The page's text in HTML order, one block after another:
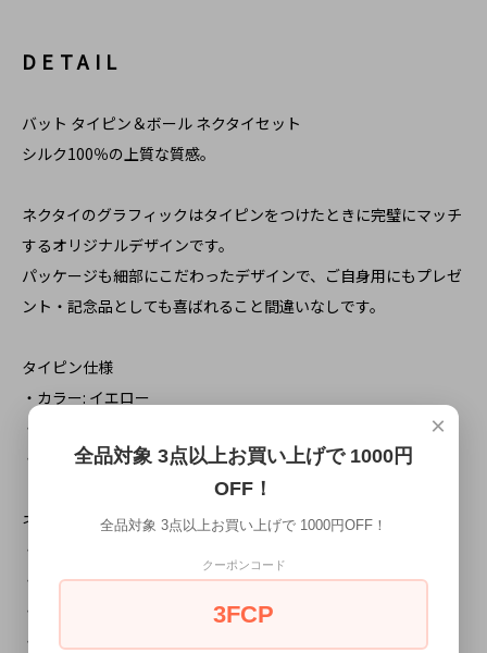
DETAIL
バット タイピン＆ボール ネクタイセット
シルク100％の上質な質感。
ネクタイのグラフィックはタイピンをつけたときに完璧にマッチ
するオリジナルデザインです。
パッケージも細部にこだわったデザインで、ご自身用にもプレゼ
ント・記念品としても喜ばれること間違いなしです。
タイピン仕様
・カラー: イエロー
・素材：すず合金/真鍮/メッキ加工/エポキシ樹脂
・サイズ：約 58.5mm×6mm
ネクタイ仕様
・カラー: ブルー
・素材: シルク100%
・サイズ：142cm×8cm
・仕様：オリジナルボックス
×
全品対象 3点以上お買い上げで 1000円
OFF！
全品対象 3点以上お買い上げで 1000円OFF！
クーポンコード
3FCP